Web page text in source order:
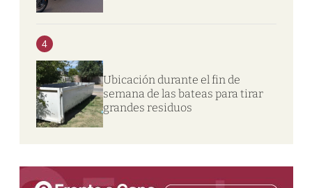
4
Ubicación durante el fin de
semana de las bateas para tirar
grandes residuos